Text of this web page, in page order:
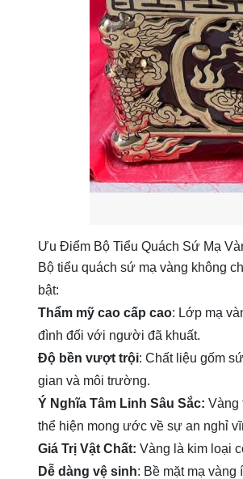
Ưu Điểm Bộ Tiểu Quách Sứ Mạ
Bộ tiểu quách sứ mạ vàng không
bật:
Thẩm mỹ cao cấp cao: Lớp mạ
đình đối với người đã khuất.
Độ bền vượt trội: Chất liệu gốm
gian và môi trường.
Ý Nghĩa Tâm Linh Sâu Sắc: Vàng
thể hiện mong ước về sự an nghỉ
Giá Trị Vật Chất: Vàng là kim loại
Dễ dàng vệ sinh: Bề mặt mạ